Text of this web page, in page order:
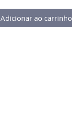
Adicionar ao carrinho